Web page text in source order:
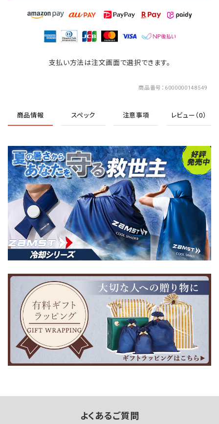
支払い方法は注文画面で選択できます。
商品番号 6000000148549
商品情報 スペック 注意事項 レビュー（0）
よくあるご質問